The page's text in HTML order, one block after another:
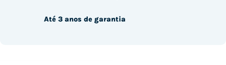
Até 3 anos de garantia